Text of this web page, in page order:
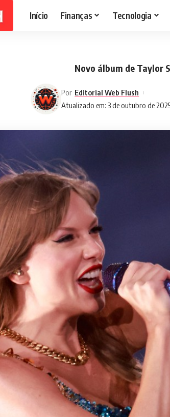
Início Finanças Tecnologia
Novo álbum de Taylor
Atualizado em: 3 de outubro de
Por Editorial Web Flush